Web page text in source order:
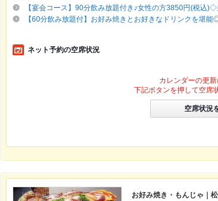
【宴会コース】90分飲み放題付き♪女性の方3850円(税込
【60分飲み放題付】お好み焼きとお好きなドリンクを堪
ネット予約の空席状況
カレンダーの更新
下記ボタンを押して空席
空席状況
お好み焼き・もんじゃ｜